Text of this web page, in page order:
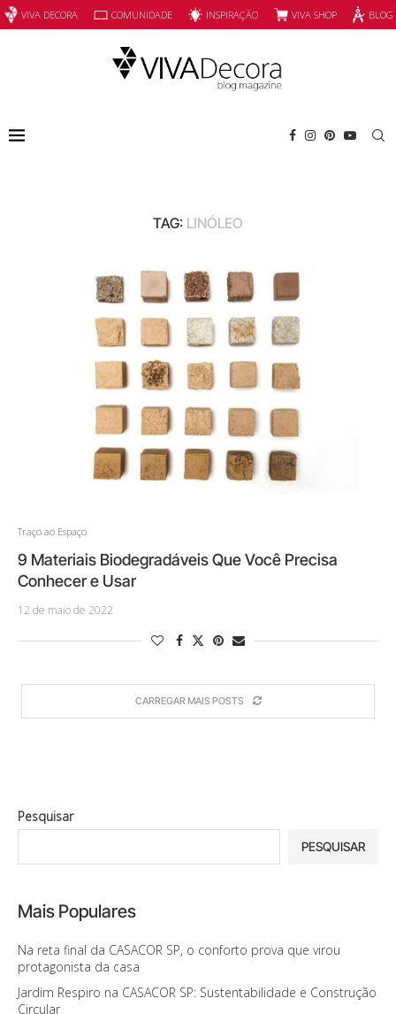
VIVA DECORA COMUNIDADE INSPIRAÇÃO VIVA SHOP
TAG: LINÓLEO
Traço ao Espaço
9 Materiais Biodegradáveis Que Você Precisa
Conhecer e Usar
12 de maio de 2022
CARREGAR MAIS POSTS
Pesquisar
PESQUISAR
Mais Populares
Na reta final da CASACOR SP, o conforto prova que virou
protagonista da casa
Jardim Respiro na CASACOR SP: Sustentabilidade e Construção
Circular